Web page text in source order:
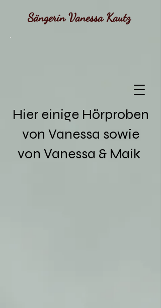
Sängerin Vanessa Kautz
Hier einige Hörproben
von Vanessa sowie
von Vanessa & Maik